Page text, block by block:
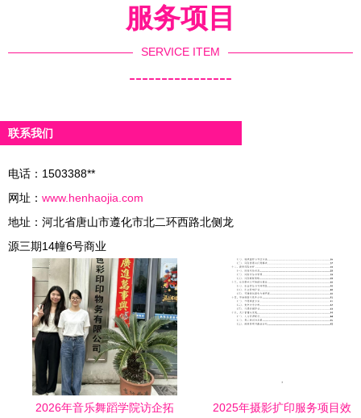
服务项目
SERVICE ITEM
----------------
联系我们
电话：1503388**
网址： www.henhaojia.com
地址：河北省唐山市遵化市北二环西路北侧龙
源三期14幢6号商业
2026年音乐舞蹈学院访企拓
2025年摄影扩印服务项目效